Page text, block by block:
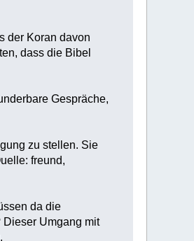
der Koran davon
dass die Bibel
Gespräche,
zu stellen. Sie
freund,
da die
Dieser Umgang mit